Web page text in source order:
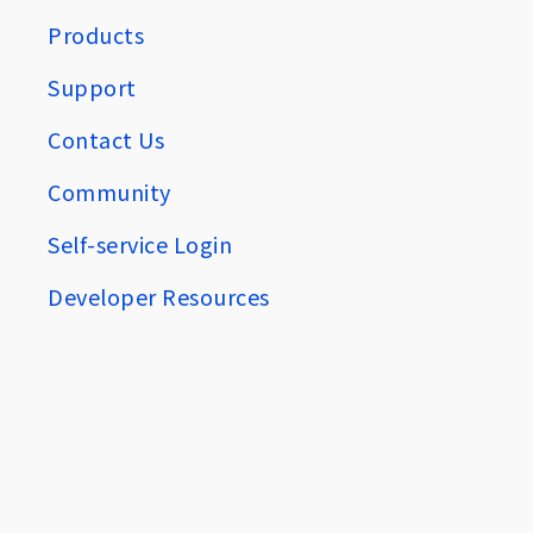
Products
Support
Contact Us
Community
Self-service Login
Developer Resources